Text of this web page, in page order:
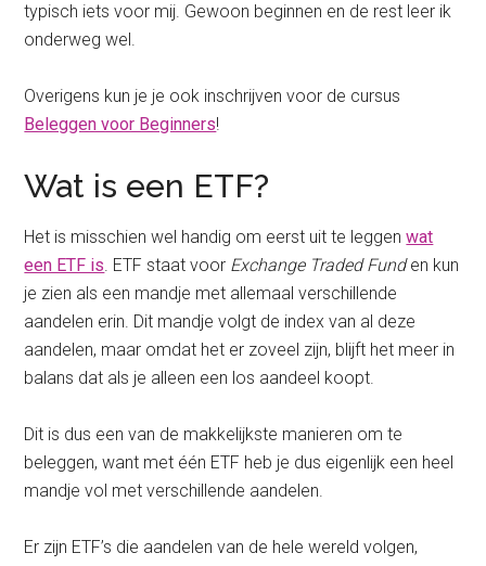
typisch iets voor mij. Gewoon beginnen en de rest leer ik
onderweg wel.
Overigens kun je je ook inschrijven voor de cursus
Beleggen voor Beginners!
Wat is een ETF?
Het is misschien wel handig om eerst uit te leggenwat
een ETF is. ETF staat voor Exchange Traded Funden kun
je zien als een mandje met allemaal verschillende
aandelen erin. Dit mandje volgt de index van al deze
aandelen, maar omdat het er zoveel zijn, blijft het meer in
balans dat als je alleen een los aandeel koopt.
Dit is dus een van de makkelijkste manieren om te
beleggen, want met één ETF heb je dus eigenlijk een heel
mandje vol met verschillende aandelen.
Er zijn ETF’s die aandelen van de hele wereld volgen,